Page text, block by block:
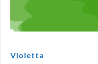
Violetta